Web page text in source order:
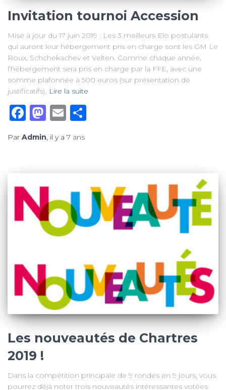
Invitation tournoi Accession
Mise à jour du 17 juin 2019 : Les 3 meilleurs Elo postulants
qui auront leur hébergement pris en charge sont les GM Le
Roux, Schchekachev et Velten. Comme chaque année,
l’hébergement sera pris en charge par la FFE, avec une
somme plafonnée à 500 euros (sur présentation de
justificatifs), Lire la suite
Facebook
Mastodon
Email
Par Admin, il y a 7 ans
Les nouveautés de Chartres
2019 !
Dans la compétition principale de 9 rondes en 9 jours, vous
pourrez déjà noter trois nouveautés intéressantes votées